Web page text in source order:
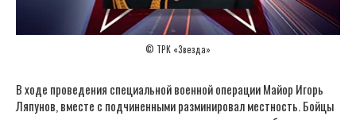
© ТРК «Звезда»
В ходе проведения специальной военной операции Майор Игорь
Ляпунов, вместе с подчиненными разминировал местность. Бойцы